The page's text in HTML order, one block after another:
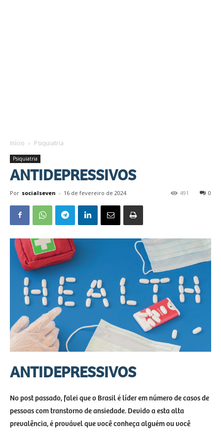
Início Psiquiatria
Psiquiatria
ANTIDEPRESSIVOS
Por socialseven - 16 de fevereiro de 2024 0
491
ANTIDEPRESSIVOS
No post passado, falei que o Brasil é líder em número de casos de
pessoas com transtorno de ansiedade. Devido a esta alta
prevalência, é provável que você conheça alguém ou você